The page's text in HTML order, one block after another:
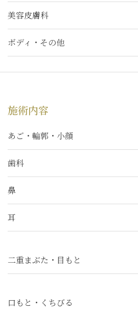
美容皮膚科
ボディ・その他
施術内容
あご・輪郭・小顔
歯科
鼻
耳
二重まぶた・目もと
口もと・くちびる